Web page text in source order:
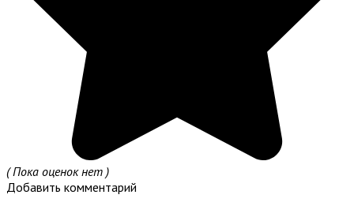
( Пока оценок нет )
Добавить комментарий